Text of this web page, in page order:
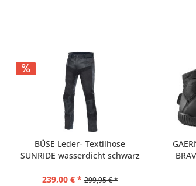
BÜSE Leder- Textilhose
SUNRIDE wasserdicht schwarz
239,00 € * 299,95 € *